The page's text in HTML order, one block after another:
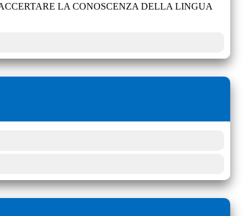
LA CONOSCENZA DELLA LINGUA